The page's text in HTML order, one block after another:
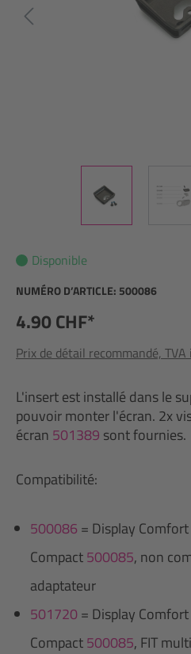
Disponible
NUMÉRO D’ARTICLE: 500086
4.90 CHF*
Prix de détail recommandé,
L'insert est installé dans le
pouvoir monter l'écran. 2x
écran 501389 sont fournies.
Compatibilité:
500086 = Display Comfort
Compact500085, non
adaptateur
501720= Display Comfort
Compact500085, FIT